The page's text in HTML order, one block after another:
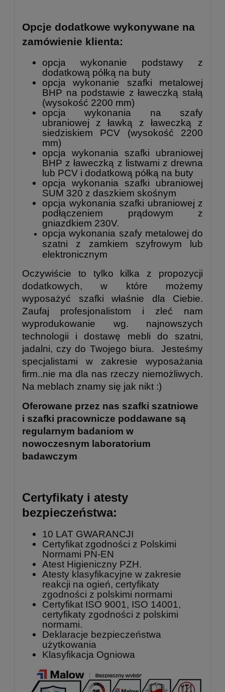
Opcje dodatkowe wykonywane na
zamówienie klienta:
opcja wykonanie podstawy z
dodatkową półką na buty
opcja wykonanie szafki metalowej
BHP na podstawie z ławeczką stałą
(wysokość 2200 mm)
opcja wykonania na szafy
ubraniowej z ławką z ławeczką z
siedziskiem PCV (wysokość 2200
mm)
opcja wykonania szafki ubraniowej
BHP z ławeczką z listwami z drewna
lub PCV i dodatkową półką na buty
opcja wykonania szafki ubraniowej
SUM 320 z daszkiem skośnym
opcja wykonania szafki ubraniowej z
podłączeniem prądowym z
gniazdkiem 230V.
opcja wykonania szafy metalowej do
szatni z zamkiem szyfrowym lub
elektronicznym
Oczywiście to tylko kilka z propozycji
dodatkowych, w które możemy
wyposażyć szafki właśnie dla Ciebie.
Zaufaj profesjonalistom i zleć nam
wyprodukowanie wg. najnowszych
technologii i dostawę mebli do szatni,
jadalni, czy do Twojego biura. Jesteśmy
specjalistami w zakresie wyposażania
firm..nie ma dla nas rzeczy niemożliwych.
Na meblach znamy się jak nikt :)
Oferowane przez nas szafki szatniowe
i szafki pracownicze poddawane są
regularnym badaniom w
nowoczesnym laboratorium
badawczym
Certyfikaty i atesty
bezpieczeństwa:
10 LAT GWARANCJI
Certyfikat zgodności z Polskimi
Normami PN-EN
Atest Higieniczny PZH.
Atesty klasyfikacyjne w zakresie
reakcji na ogień, certyfikaty
zgodności z polskimi normami
Certyfikat ISO 9001, ISO 14001,
certyfikaty zgodności z polskimi
normami.
Deklaracje bezpieczeństwa
użytkowania
Klasyfikacja Ogniowa